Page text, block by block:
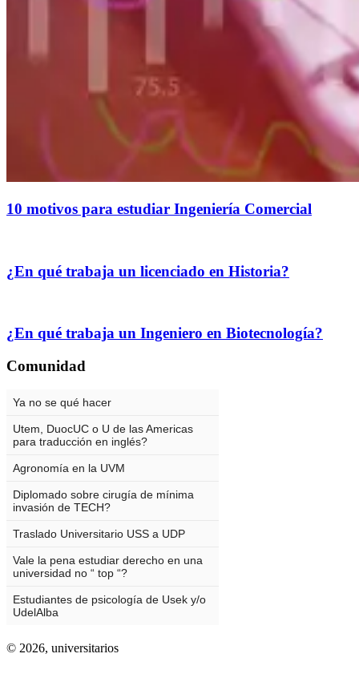
10 motivos para estudiar Ingeniería Comercial
¿En qué trabaja un licenciado en Historia?
¿En qué trabaja un Ingeniero en Biotecnología?
Comunidad
© 2026, universitarios